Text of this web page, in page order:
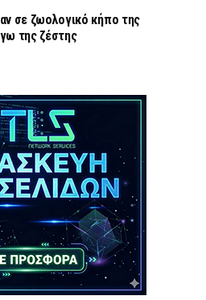
σε ζωολογικό κήπο της
της ζέστης